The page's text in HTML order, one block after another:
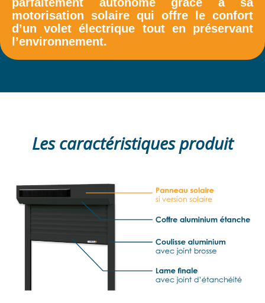
motorisation solaire qui offre le confort
d’un volet électrique tout en préservant
l’environnement.
Les caractéristiques produit